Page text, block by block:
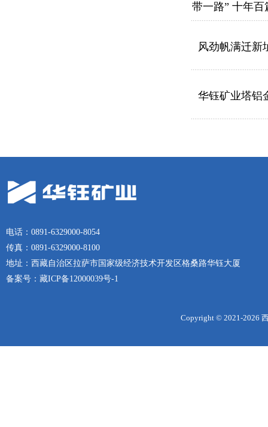
带一路” 十年
风劲帆满迁
华钰矿业塔铝
电话：0891-6329000-8054
传真：0891-6329000-8100
地址：西藏自治区拉萨市国家级经济技术开发区格桑路华钰大厦
备案号： 藏ICP备12000039号-1
Copyright © 2021-2026